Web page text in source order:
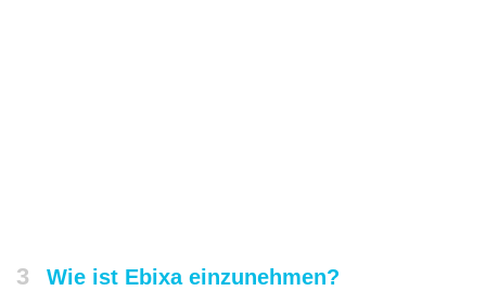
3 Wie ist Ebixa einzunehmen?